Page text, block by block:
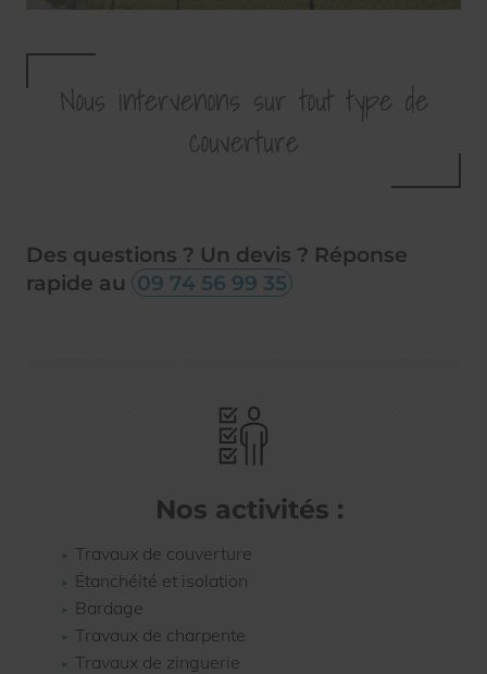
Nous intervenons sur tout type de
couverture
Des questions ? Un devis ? Réponse
rapide au 09 74 56 99 35
Nos activités :
Travaux de couverture
Étanchéité et isolation
Bardage
Travaux de charpente
Travaux de zinguerie